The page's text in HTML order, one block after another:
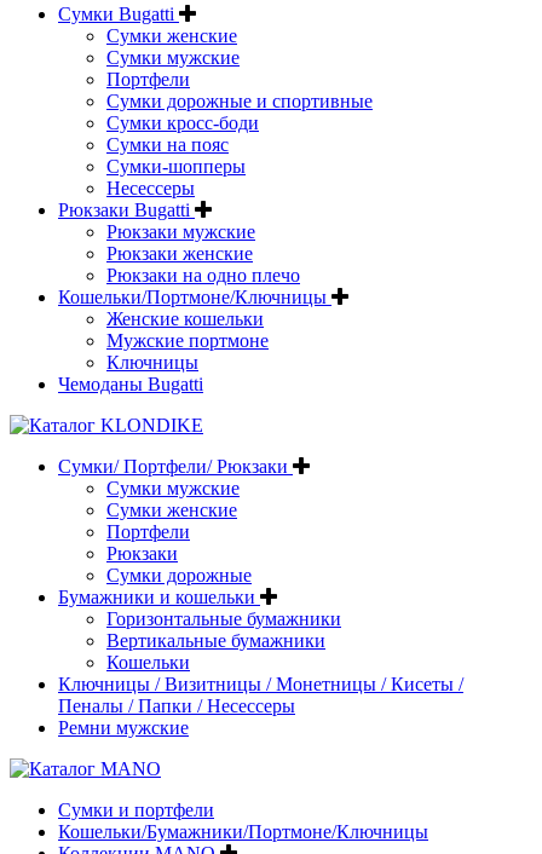
Сумки Bugatti
Сумки женские
Сумки мужские
Портфели
Сумки дорожные и спортивные
Сумки кросс-боди
Сумки на пояс
Сумки-шопперы
Несессеры
Рюкзаки Bugatti
Рюкзаки мужские
Рюкзаки женские
Рюкзаки на одно плечо
Кошельки/Портмоне/Ключницы
Женские кошельки
Мужские портмоне
Ключницы
Чемоданы Bugatti
Сумки/ Портфели/ Рюкзаки
Сумки мужские
Сумки женские
Портфели
Рюкзаки
Сумки дорожные
Бумажники и кошельки
Горизонтальные бумажники
Вертикальные бумажники
Кошельки
Ключницы / Визитницы / Монетницы / Кисеты /
Пеналы / Папки / Несессеры
Ремни мужские
Сумки и портфели
Кошельки/Бумажники/Портмоне/Ключницы